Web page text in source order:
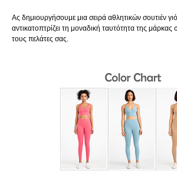
Ας δημιουργήσουμε μια σειρά αθλητικών σουτιέν
αντικατοπτρίζει τη μοναδική ταυτότητα της μάρκας
τους πελάτες σας.